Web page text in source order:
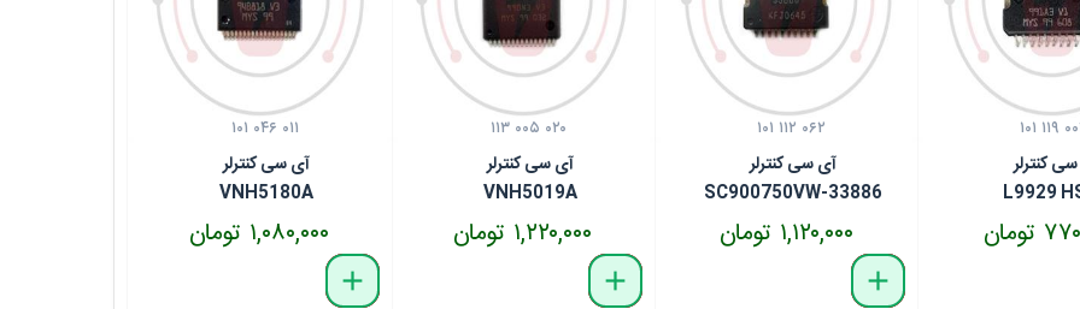
۱۱۹ ۰۰۳
کنترلر
L9929
۱۰۱ ۱۱۲ ۰۶۲
آی سی کنترلر
SC900750VW-33886
۱,۱۲۰,۰۰۰ تومان
delete
remove
add
۱۱۳ ۰۰۵ ۰۲۰
آی سی کنترلر
VNH5019A
۱,۲۲۰,۰۰۰ تومان
delete
remove
add
۱۰۱ ۰۴۶ ۰۱۱
آی سی کنترلر
VNH5180A
۱,۰۸۰,۰۰۰ تومان
delete
remove
add